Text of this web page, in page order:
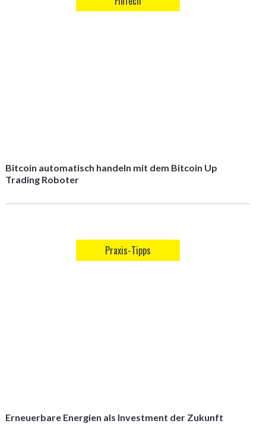
Bitcoin automatisch handeln mit dem Bitcoin Up
Trading Roboter
Praxis-Tipps
Erneuerbare Energien als Investment der Zukunft